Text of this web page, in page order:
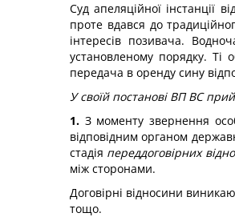
Суд апеляційної інстанції
проте вдався до
інтересів позивача.
установленому порядку. Ті
передача в оренду сину
У своїй постанові ВП ВС
1. З моменту звернення
відповідним органом
стадія переддоговірних
між сторонами.
Договірні відносини
тощо.